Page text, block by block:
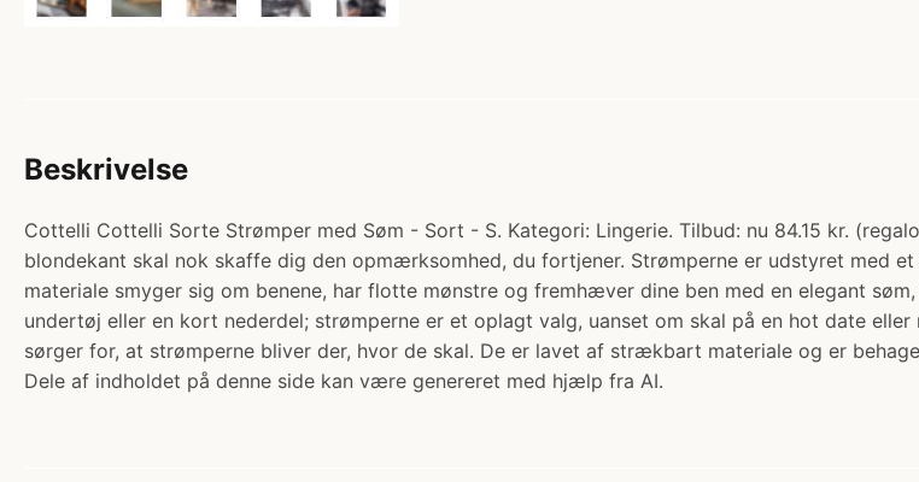
Beskrivelse
Cottelli Cottelli Sorte Strømper med Søm - Sort - S. Kategori: Lingerie. Tilbud: nu 84.15 kr.
blondekant skal nok skaffe dig den opmærksomhed, du fortjener. Strømperne er udstyret med
materiale smyger sig om benene, har flotte mønstre og fremhæver dine ben med en elegant
undertøj eller en kort nederdel; strømperne er et oplagt valg, uanset om skal på en hot date
sørger for, at strømperne bliver der, hvor de skal. De er lavet af strækbart materiale og er
Dele af indholdet på denne side kan være genereret med hjælp fra AI.